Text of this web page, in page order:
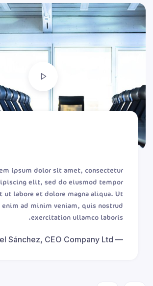
ipsum dolor sit amet, consectetur
elit, sed do eiusmod tempor
ut labore et dolore magna aliqua. Ut
enim ad minim veniam, quis nostrud
exercitation ullamco laboris.
Sánchez, CEO Company Ltd.